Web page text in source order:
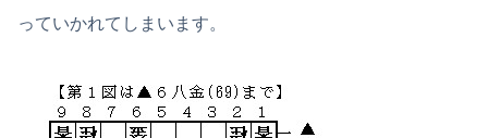
っていかれてしまいます。